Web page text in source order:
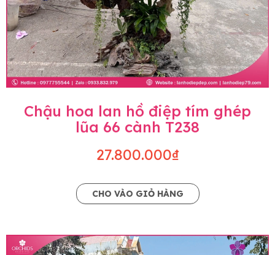
Chậu hoa lan hồ điệp tím ghép
lũa 66 cành T238
27.800.000₫
CHO VÀO GIỎ HÀNG